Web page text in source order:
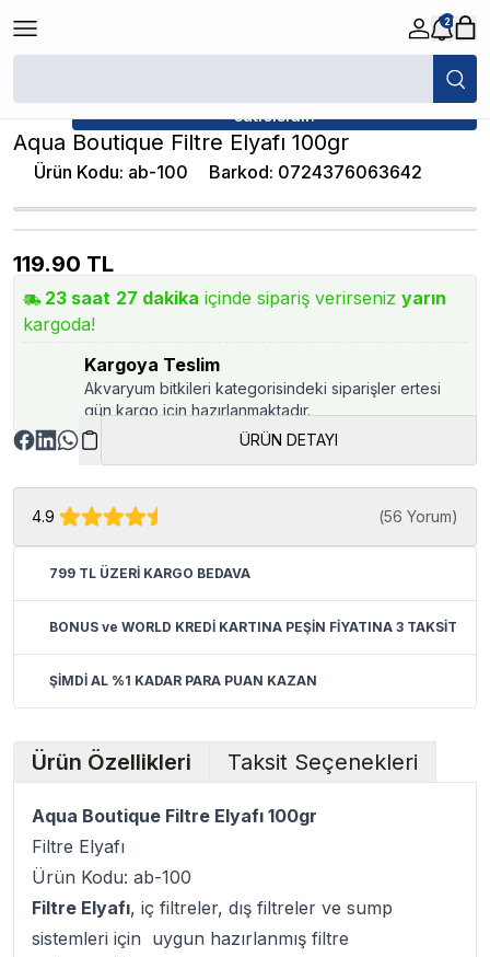
2
/ Aqua Boutique Filtre Elyafı 100gr
satıcısıdır.
Aqua Boutique Filtre Elyafı 100gr
Ürün Kodu: ab-100 Barkod: 0724376063642
119.90 TL
23 saat 27 dakika içinde sipariş verirseniz yarın
kargoda!
Kargoya Teslim
Akvaryum bitkileri kategorisindeki siparişler ertesi
gün kargo için hazırlanmaktadır.
ÜRÜN DETAYI
4.9 (56 Yorum)
799 TL ÜZERİ KARGO BEDAVA
BONUS ve WORLD KREDİ KARTINA PEŞİN FİYATINA 3 TAKSİT
ŞİMDİ AL %1 KADAR PARA PUAN KAZAN
Ürün Özellikleri Taksit Seçenekleri
Aqua Boutique Filtre Elyafı 100gr
Filtre Elyafı
Ürün Kodu: ab-100
Filtre Elyafı, iç filtreler, dış filtreler ve sump
sistemleri için uygun hazırlanmış filtre